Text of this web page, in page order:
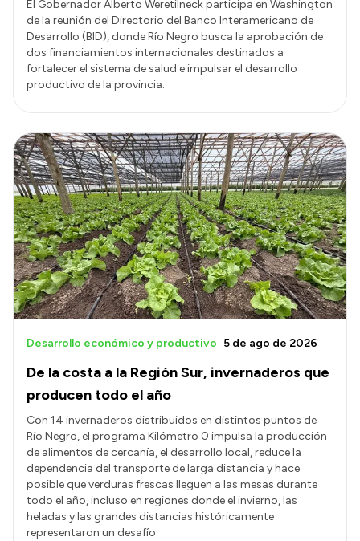
El Gobernador Alberto Weretilneck participa en Washington
de la reunión del Directorio del Banco Interamericano de
Desarrollo (BID), donde Río Negro busca la aprobación de
dos financiamientos internacionales destinados a
fortalecer el sistema de salud e impulsar el desarrollo
productivo de la provincia.
De la costa a la Región Sur, invernaderos que
producen todo el año
Desarrollo económico y productivo 5 de ago de 2026
Con 14 invernaderos distribuidos en distintos puntos de
Río Negro, el programa Kilómetro 0 impulsa la producción
de alimentos de cercanía, el desarrollo local, reduce la
dependencia del transporte de larga distancia y hace
posible que verduras frescas lleguen a las mesas durante
todo el año, incluso en regiones donde el invierno, las
heladas y las grandes distancias históricamente
representaron un desafío.